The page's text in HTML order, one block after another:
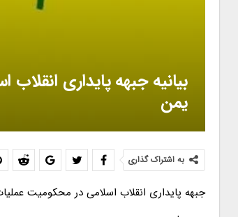
بیانیه جبهه پایداری
یمن
به اشتراک گذاری
جبهه پایداری انقلاب اسلامی در محکومیت